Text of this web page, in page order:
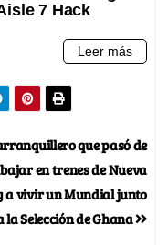
que pasó de
en trenes de Nueva
a vivir un Mundial junto
la Selección de Ghana